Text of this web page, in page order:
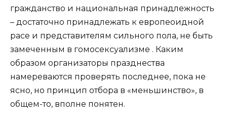
гражданство и национальная принадлежность
– достаточно принадлежать к европеоидной
расе и представителям сильного пола, не быть
замеченным в гомосексуализме . Каким
образом организаторы празднества
намереваются проверять последнее, пока не
ясно, но принцип отбора в «меньшинство», в
общем-то, вполне понятен.